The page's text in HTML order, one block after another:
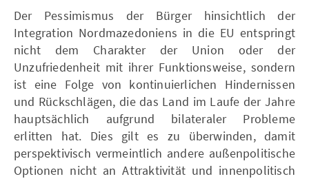
Der Pessimismus der Bürger hinsichtlich der
Integration Nordmazedoniens in die EU entspringt
nicht dem Charakter der Union oder der
Unzufriedenheit mit ihrer Funktionsweise, sondern
ist eine Folge von kontinuierlichen Hindernissen
und Rückschlägen, die das Land im Laufe der Jahre
hauptsächlich aufgrund bilateraler Probleme
erlitten hat. Dies gilt es zu überwinden, damit
perspektivisch vermeintlich andere außenpolitische
Optionen nicht an Attraktivität und innenpolitisch